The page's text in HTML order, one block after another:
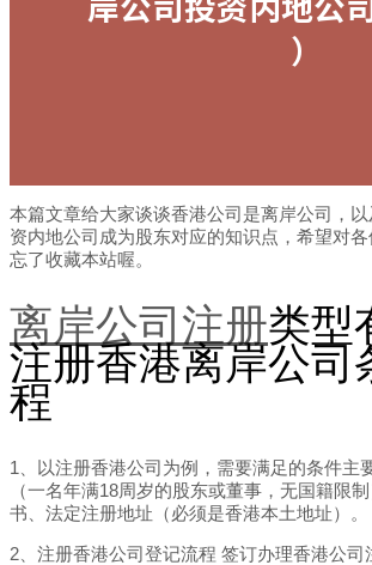
本篇文章给大家谈谈香港公司是离岸公司，
资内地公司成为股东对应的知识点，希望对
忘了收藏本站喔。
离岸公司注册类型
注册香港离岸公司
程
1、以注册香港公司为例，需要满足的条件主
（一名年满18周岁的股东或董事，无国籍限
书、法定注册地址（必须是香港本土地址）。
2、注册香港公司登记流程 签订办理香港公